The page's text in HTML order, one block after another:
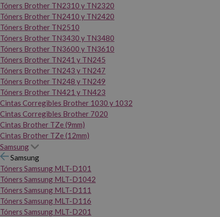
Tóners Brother TN2310 y TN2320
Tóners Brother TN2410 y TN2420
Tóners Brother TN2510
Tóners Brother TN3430 y TN3480
Tóners Brother TN3600 y TN3610
Tóners Brother TN241 y TN245
Tóners Brother TN243 y TN247
Tóners Brother TN248 y TN249
Tóners Brother TN421 y TN423
Cintas Corregibles Brother 1030 y 1032
Cintas Corregibles Brother 7020
Cintas Brother TZe (9mm)
Cintas Brother TZe (12mm)
Samsung
Samsung
Tóners Samsung MLT-D101
Tóners Samsung MLT-D1042
Tóners Samsung MLT-D111
Tóners Samsung MLT-D116
Tóners Samsung MLT-D201